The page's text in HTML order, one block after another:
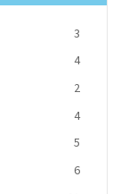
3
4
2
4
5
6